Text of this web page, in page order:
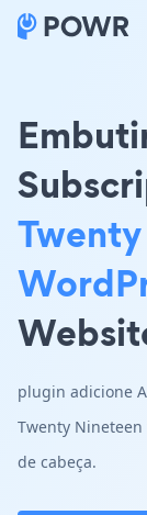
plugin adicione
Twenty Nineteen
de cabeça.